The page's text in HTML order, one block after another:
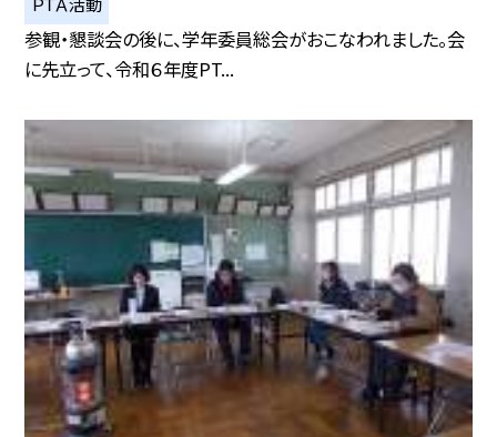
参観・懇談会の後に、学年委員総会がおこなわれました。会
に先立って、令和６年度PT...